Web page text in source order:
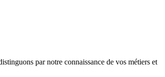
par notre connaissance de vos métiers et